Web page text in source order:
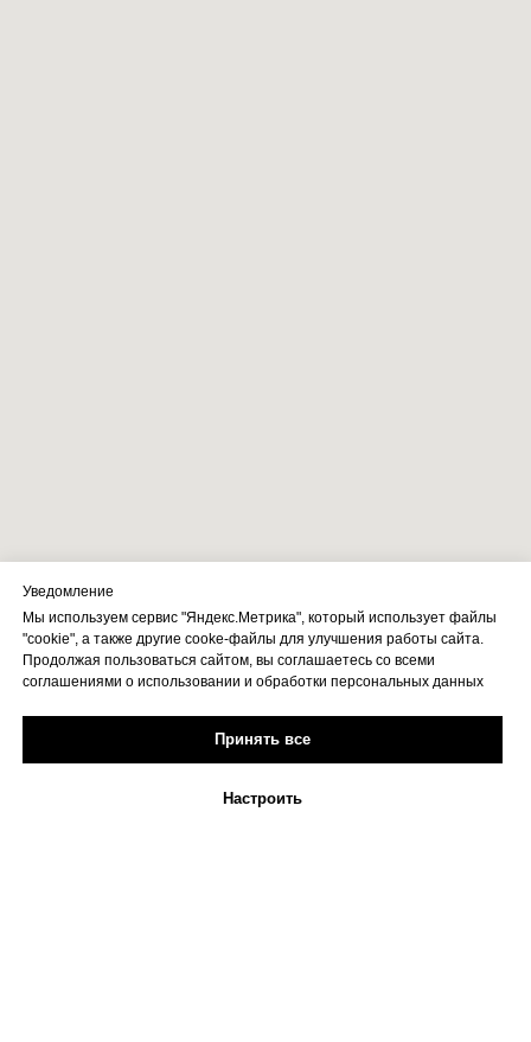
Уведомление
Мы используем сервис "Яндекс.Метрика", который использует файлы
"cookie", а также другие cooke-файлы для улучшения работы сайта.
Продолжая пользоваться сайтом, вы соглашаетесь со всеми
соглашениями о использовании и обработки персональных данных
Принять все
Настроить